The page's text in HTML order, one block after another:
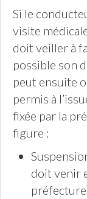
Si le
visite
doit veiller à
possible son
peut ensuite
permis à
fixée par la
figure :
doit venir